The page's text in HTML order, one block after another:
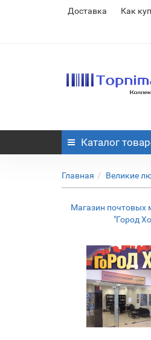
Доставка Как
Каталог
Главная Великие
Магазин почтовых
"Город